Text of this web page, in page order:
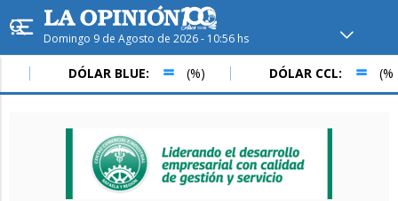
Domingo 9 de Agosto de 2026 - 10:56 hs
Hoy enRafaela ver clima
Mín / Máx
Humedad
Presión
DÓLAR BLUE: (%) DÓLAR CCL: (%)